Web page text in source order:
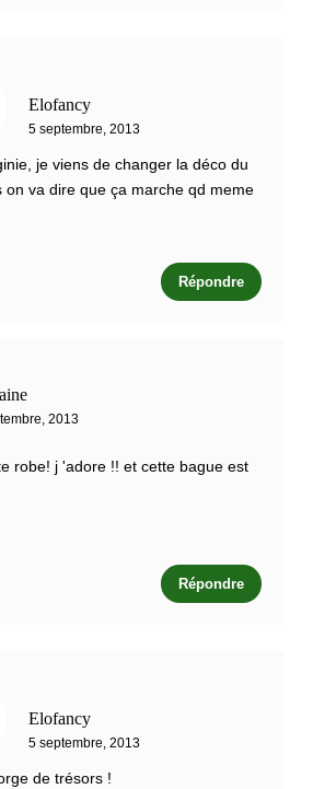
Elofancy
5 septembre, 2013
je viens de changer la déco du
on va dire que ça marche qd meme
Répondre
2013
robe! j 'adore !! et cette bague est
Répondre
Elofancy
5 septembre, 2013
de trésors !